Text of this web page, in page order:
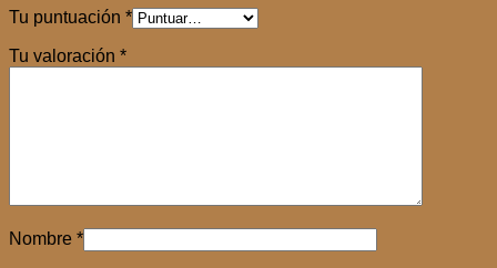
Tu puntuación *
Tu valoración *
Nombre *